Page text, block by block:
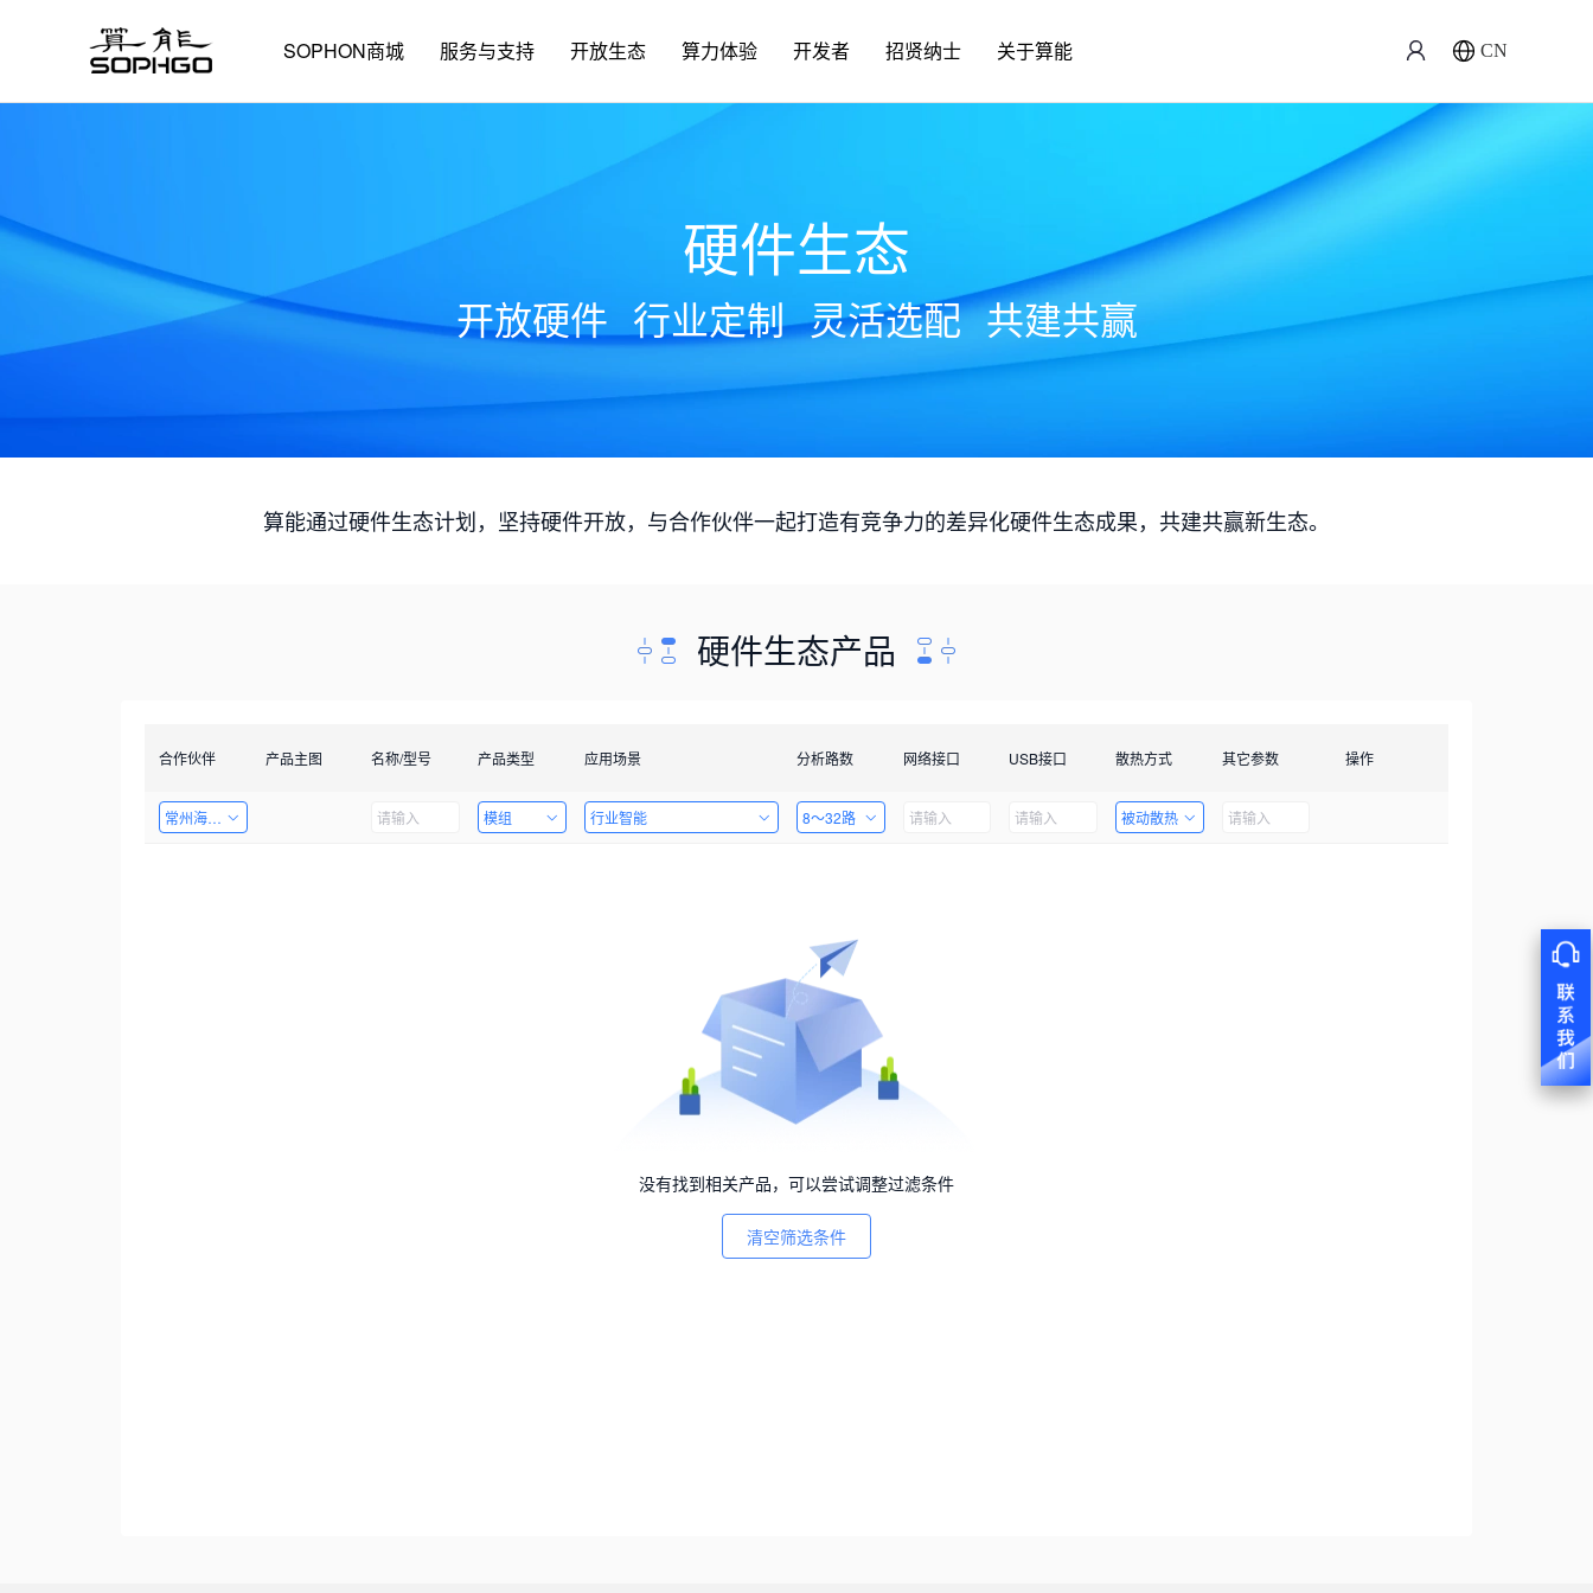
SOPHON商城 服务与支持 开放生态 算力体验 开发者 招贤纳士 关于算能 CN
硬件生态
开放硬件 行业定制 灵活选配 共建共赢
算能通过硬件生态计划，坚持硬件开放，与合作伙伴一起打造有竞争力的差异化硬件生态成果，共建共赢新生态。
硬件生态产品
合作伙伴 产品主图 名称/型号 产品类型 应用场景 分析路数 网络接口 USB接口 散热方式 其它参数 操作
常州海图电子科技有限公司 模组 行业智能 8～32路 被动散热
没有找到相关产品，可以尝试调整过滤条件
清空筛选条件